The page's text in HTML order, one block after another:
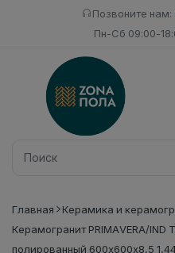
Позвоните нам:
Пн-Сб 09:00-
Главная
Керамика и
Керамогранит PRIMAVERA/IND
полированный 600х600х8,5